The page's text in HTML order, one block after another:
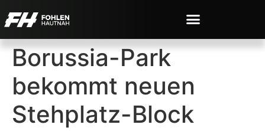
Borussia-Park
bekommt neuen
Stehplatz-Block